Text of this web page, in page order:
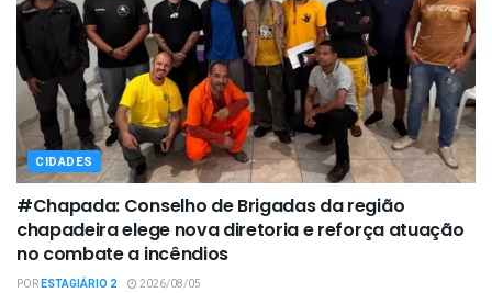
CIDADES
#Chapada: Conselho de Brigadas da região
chapadeira elege nova diretoria e reforça atuação
no combate a incêndios
PORESTAGIÁRIO 2 2026/08/05